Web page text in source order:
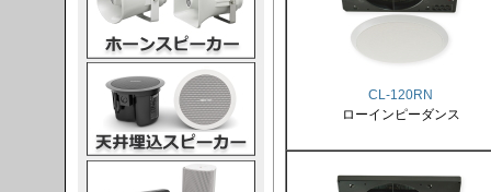
CL-120RN
ローインピーダンス